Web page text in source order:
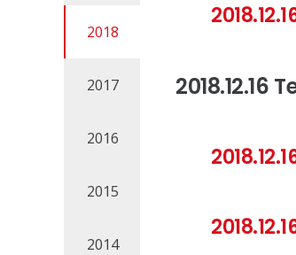
2018
2017
2016
2015
2014